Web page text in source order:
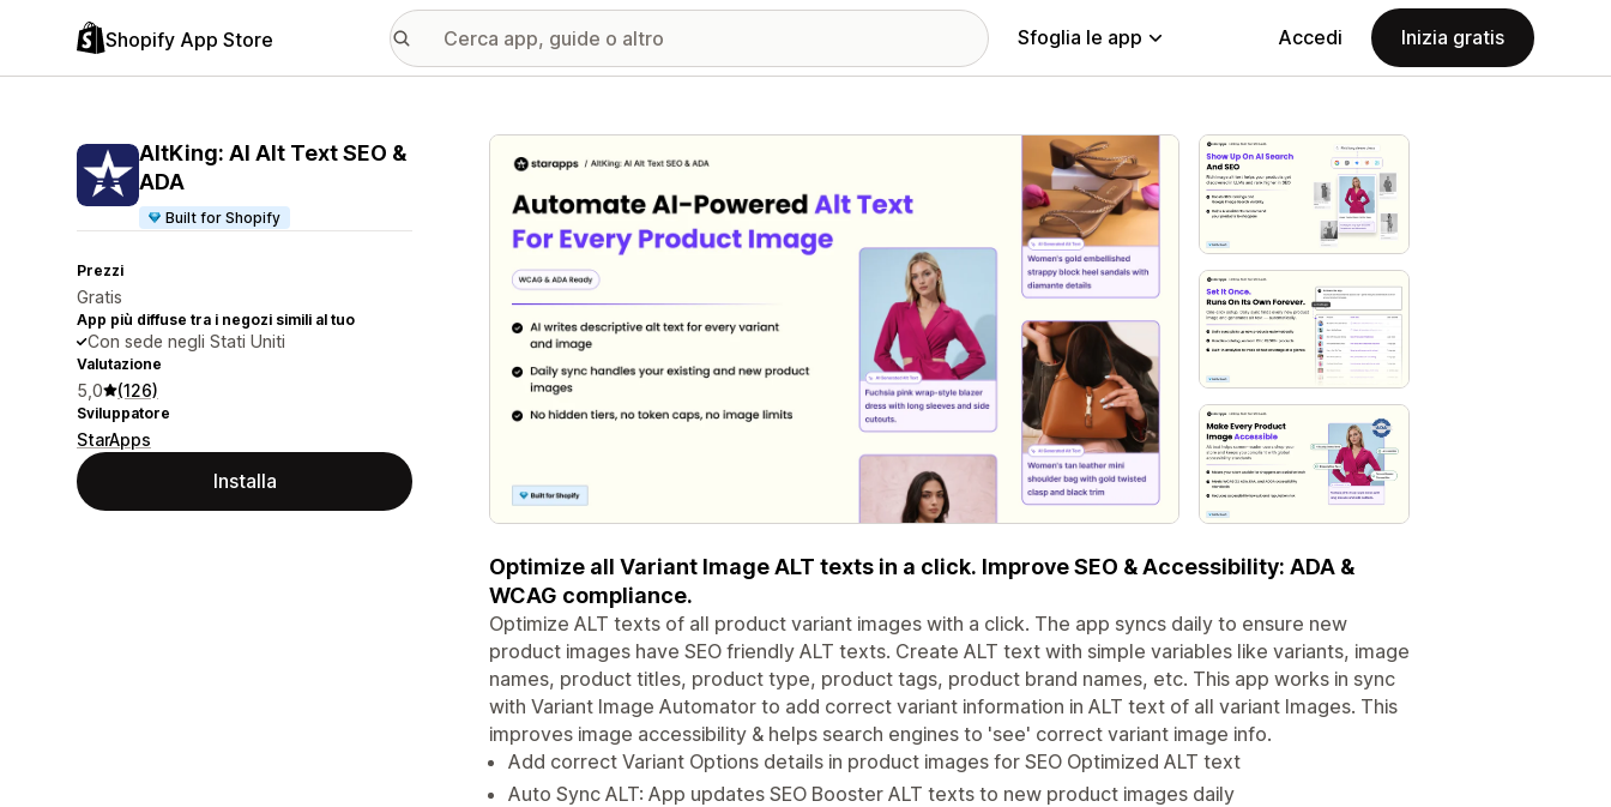
Shopify App Store Sfoglia le app Accedi Inizia gratis
AltKing: AI Alt Text SEO &
ADA
Built for Shopify
Prezzi
Gratis
App più diffuse tra i negozi simili al tuo
Con sede negli Stati Uniti
Valutazione
5,0 (126)
Sviluppatore
StarApps
Installa
Galleria immagini in evidenza
Optimize all Variant Image ALT texts in a click. Improve SEO & Accessibility: ADA &
WCAG compliance.
Optimize ALT texts of all product variant images with a click. The app syncs daily to ensure new
product images have SEO friendly ALT texts. Create ALT text with simple variables like variants, image
names, product titles, product type, product tags, product brand names, etc. This app works in sync
with Variant Image Automator to add correct variant information in ALT text of all variant Images. This
improves image accessibility & helps search engines to 'see' correct variant image info.
Add correct Variant Options details in product images for SEO Optimized ALT text
Auto Sync ALT: App updates SEO Booster ALT texts to new product images daily